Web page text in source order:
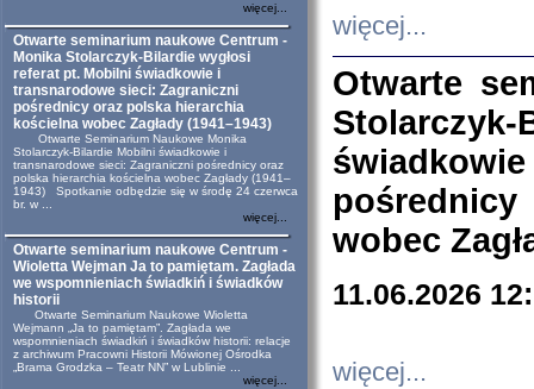
więcej...
Otwarte seminarium naukowe Centrum -
Monika Stolarczyk-Bilardie wygłosi
referat pt. Mobilni świadkowie i
transnarodowe sieci: Zagraniczni
pośrednicy oraz polska hierarchia
kościelna wobec Zagłady (1941–1943)
Otwarte Seminarium Naukowe Monika
Stolarczyk-Bilardie Mobilni świadkowie i
transnarodowe sieci: Zagraniczni pośrednicy oraz
polska hierarchia kościelna wobec Zagłady (1941–
1943) Spotkanie odbędzie się w środę 24 czerwca
br. w ...
więcej...
Otwarte seminarium naukowe Centrum -
Wioletta Wejman Ja to pamiętam. Zagłada
we wspomnieniach świadkiń i świadków
historii
Otwarte Seminarium Naukowe Wioletta
Wejmann „Ja to pamiętam”. Zagłada we
wspomnieniach świadkiń i świadków historii: relacje
z archiwum Pracowni Historii Mówionej Ośrodka
„Brama Grodzka – Teatr NN” w Lublinie ...
więcej...
więcej...
Otwarte
wobec
11.06.2026
więcej...